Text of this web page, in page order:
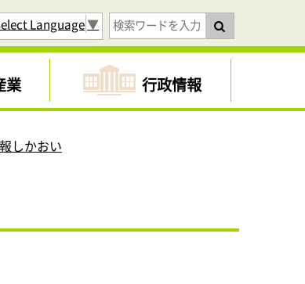
Language▼
業 行政情報
しかおい